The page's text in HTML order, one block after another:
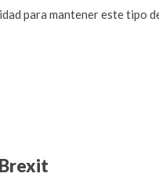
para mantener este tipo